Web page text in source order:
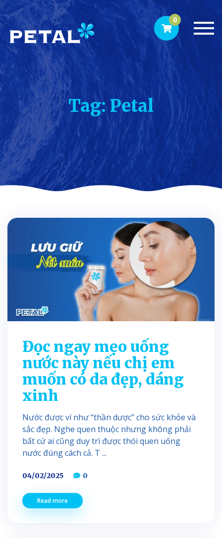
0
Tag: Petal
Đọc ngay mẹo uống
nước này nếu chị em
muốn có da đẹp, dáng
xinh
Nước được ví như “thần dược” cho sức khỏe và
sắc đẹp. Nghe quen thuộc nhưng không phải
bất cứ ai cũng duy trì được thói quen uống
nước đúng cách cả. T ...
04/02/2025 0
Read more